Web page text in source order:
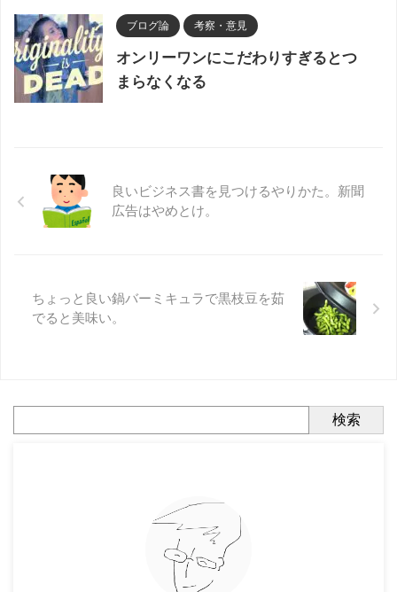
ブログ論 考察・意見
オンリーワンにこだわりすぎるとつ
まらなくなる
良いビジネス書を見つけるやりかた。新聞
広告はやめとけ。
ちょっと良い鍋バーミキュラで黒枝豆を茹
でると美味い。
検索